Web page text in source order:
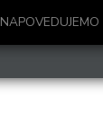
NAPOVEDUJEMO